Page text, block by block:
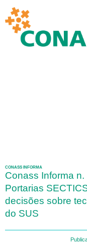
CONASS INFORMA
Conass Informa
Portarias
decisões sobre
do SUS